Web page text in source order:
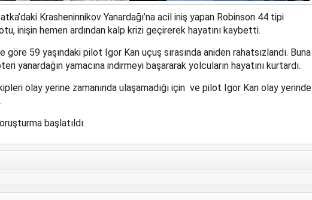
Krasheninnikov Yanardağı’na acil iniş yapan Robinson 44 tipi
inişin hemen ardından kalp krizi geçirerek hayatını kaybetti.
göre 59 yaşındaki pilot Igor Kan uçuş sırasında aniden rahatsızlandı. Buna
yanardağın yamacına indirmeyi başararak yolcuların hayatını kurtardı.
olay yerine zamanında ulaşamadığı için ve pilot Igor Kan olay yerinde
başlatıldı.